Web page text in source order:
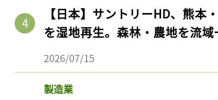
【日本】サントリーHD、熊本
を湿地再生。森林・農地を流
2026/07/15
製造業